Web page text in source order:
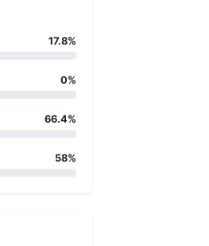
17.8%
0%
66.4%
58%